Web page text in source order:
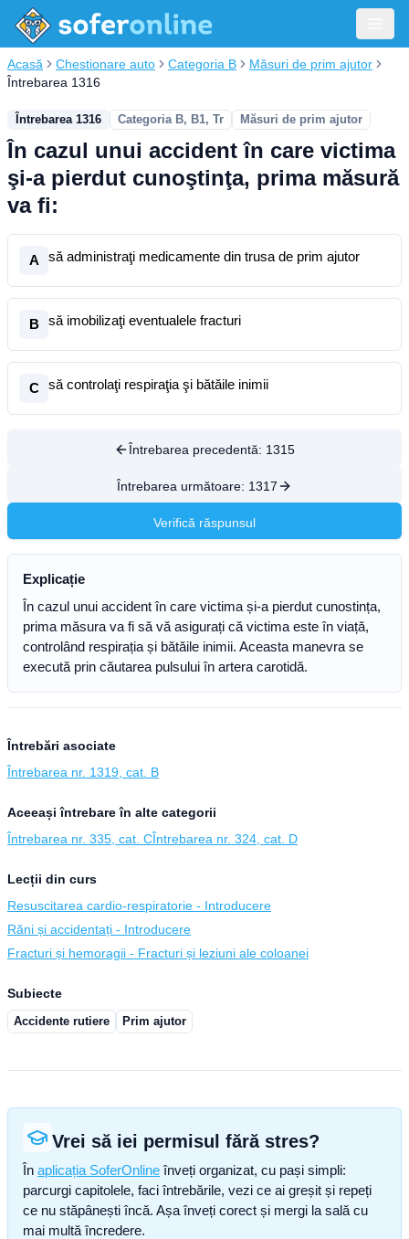
Acasă Chestionare auto Categoria B
Măsuri de prim ajutor
Întrebarea 1316
Întrebarea 1316 Categoria B, B1, Tr Măsuri de prim ajutor
În cazul unui accident în care victima
şi-a pierdut cunoştinţa, prima măsură
va fi:
A să administraţi medicamente din trusa de prim ajutor
B să imobilizaţi eventualele fracturi
C să controlaţi respiraţia şi bătăile inimii
Întrebarea precedentă: 1315
Întrebarea următoare: 1317
Verifică răspunsul
Explicație
În cazul unui accident în care victima și-a pierdut cunostința,
prima măsura va fi să vă asigurați că victima este în viață,
controlând respirația și bătăile inimii. Aceasta manevra se
execută prin căutarea pulsului în artera carotidă.
Întrebări asociate
Întrebarea nr. 1319, cat. B
Aceeași întrebare în alte categorii
Întrebarea nr. 335, cat. CÎntrebarea nr. 324, cat. D
Lecții din curs
Resuscitarea cardio-respiratorie - Introducere
Răni și accidentați - Introducere
Fracturi și hemoragii - Fracturi și leziuni ale coloanei
Subiecte
Accidente rutiere Prim ajutor
Vrei să iei permisul fără stres?
În aplicația SoferOnline înveți organizat, cu pași simpli:
parcurgi capitolele, faci întrebările, vezi ce ai greșit și repeți
ce nu stăpânești încă. Așa înveți corect și mergi la sală cu
mai multă încredere.